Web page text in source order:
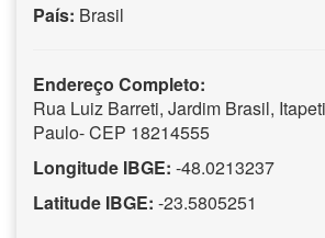
País: Brasil
Endereço Completo:
Rua Luiz Barreti, Jardim Brasil,
Paulo- CEP 18214555
Longitude IBGE: -48.0213237
Latitude IBGE: -23.5805251